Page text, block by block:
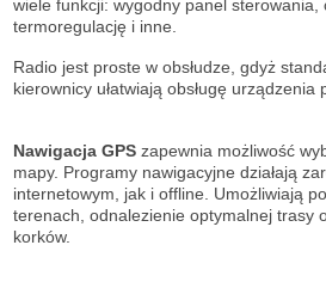
wiele funkcji: wygodny panel sterowania,
termoregulację i inne.
Radio jest proste w obsłudze, gdyż
kierownicy ułatwiają obsługę urządzenia
Nawigacja GPS zapewnia możliwość
mapy. Programy nawigacyjne działają
internetowym, jak i offline. Umożliwiają
terenach, odnalezienie optymalnej trasy
korków.